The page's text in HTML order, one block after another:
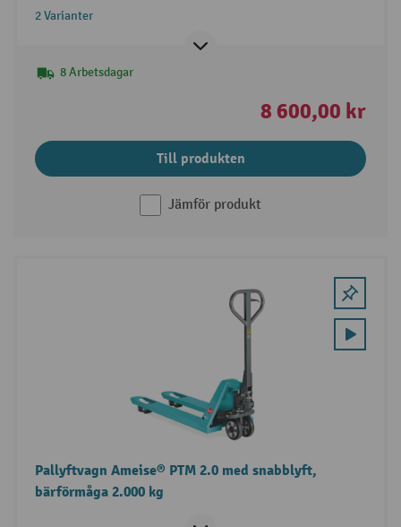
2 Varianter
8 Arbetsdagar
8 600,00 kr
Till produkten
Jämför produkt
Pallyftvagn Ameise® PTM 2.0 med snabblyft,
bärförmåga 2.000 kg